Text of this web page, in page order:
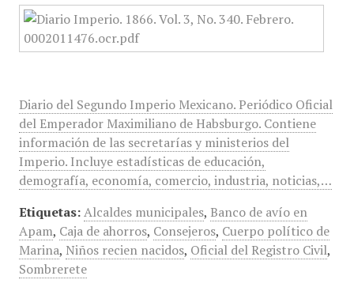
Diario del Segundo Imperio Mexicano. Periódico Oficial
del Emperador Maximiliano de Habsburgo. Contiene
información de las secretarías y ministerios del
Imperio. Incluye estadísticas de educación,
demografía, economía, comercio, industria, noticias,…
Etiquetas: Alcaldes municipales, Banco de avío en
Apam, Caja de ahorros, Consejeros, Cuerpo político de
Marina, Niños recien nacidos, Oficial del Registro Civil,
Sombrerete